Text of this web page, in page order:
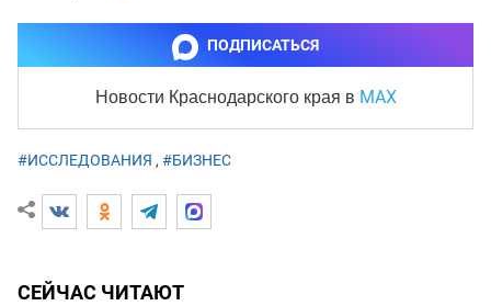
ПОДПИСАТЬСЯ
Новости Краснодарского края в MAX
#ИССЛЕДОВАНИЯ , #БИЗНЕС
СЕЙЧАС ЧИТАЮТ